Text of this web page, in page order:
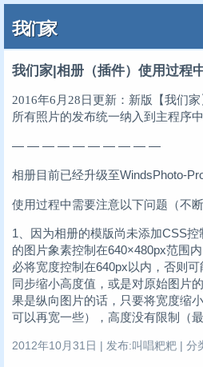
我们家
我们家|相册（插件）使用过程
2016年6月28日更新：新版【我们
所有照片的发布统一纳入到主程序
— — — — — — — — — —
相册目前已经升级至WindsPhoto-Pro
使用过程中需要注意以下问题（不
1、因为相册的模版尚未添加CSS
的图片象素控制在640×480px范围
必将宽度控制在640px以内，否则
同步缩小高度值，或是对原始图片
果是纵向图片的话，只要将宽度缩
可以再宽一些），高度没有限制（
2012年10月31日 | 发布:叫唱粑粑 | 分